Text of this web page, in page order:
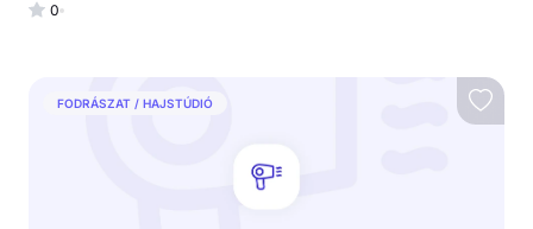
0
FODRÁSZAT / HAJSTÚDIÓ